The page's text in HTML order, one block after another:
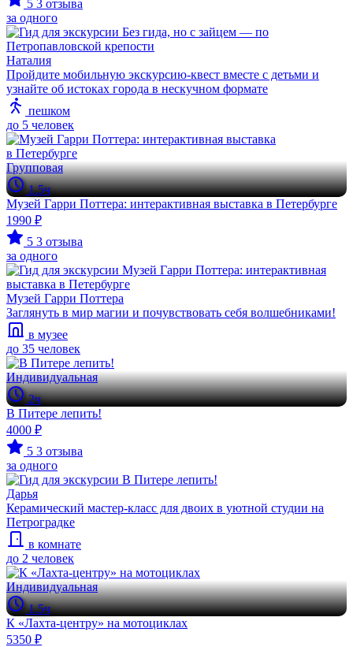
5 3 отзыва
за одного
Наталия
Пройдите мобильную экскурсию-квест вместе с детьми и
узнайте об истоках города в нескучном формате
пешком
до 5 человек
Групповая
1.5ч
Музей Гарри Поттера: интерактивная выставка в Петербурге
1990 ₽
5 3 отзыва
за одного
Музей Гарри Поттера
Заглянуть в мир магии и почувствовать себя волшебниками!
в музее
до 35 человек
Индивидуальная
2ч
В Питере лепить!
4000 ₽
5 3 отзыва
за одного
Дарья
Керамический мастер-класс для двоих в уютной студии на
Петроградке
в комнате
до 2 человек
Индивидуальная
1.5ч
К «Лахта-центру» на мотоциклах
5350 ₽